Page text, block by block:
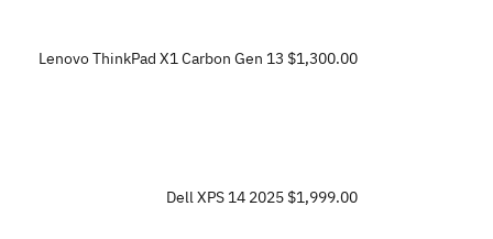
Lenovo ThinkPad X1 Carbon Gen 13 $1,300.00
Dell XPS 14 2025$1,999.00